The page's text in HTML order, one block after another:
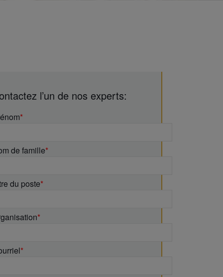
l’un de nos experts:
*
de famille*
du poste*
*
*